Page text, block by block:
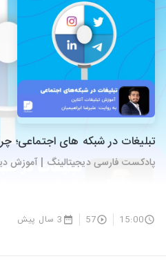
تبلیغات در شبکه های اجتماعی؛
پادکست فارسی دیجیتالینگ | آموزش
15:00
57 3 سال پیش